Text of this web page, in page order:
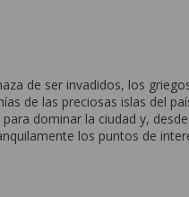
de ser invadidos, los
de las preciosas islas del
dominar la ciudad y,
los puntos de